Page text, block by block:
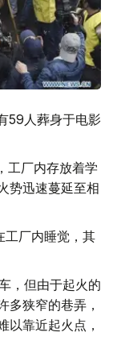
59人葬身于电影
工厂内存放着学
势迅速蔓延至相
工厂内睡觉，其
，但由于起火的
多狭窄的巷弄，
以靠近起火点，